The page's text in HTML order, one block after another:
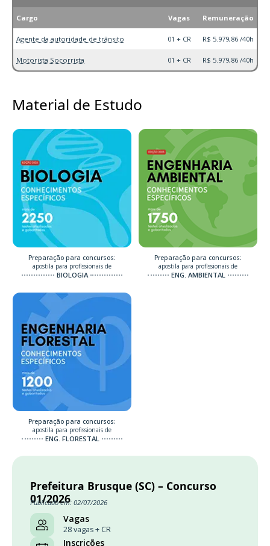
Cargo Vagas Remuneração
Agente da autoridade de trânsito 01 + CR R$ 5.979,86 /40h
Motorista Socorrista 01 + CR R$ 5.979,86 /40h
Material de Estudo
Preparação para concursos:
apostila para profissionais de
BIOLOGIA
Preparação para concursos:
apostila para profissionais de
ENG. AMBIENTAL
Preparação para concursos:
apostila para profissionais de
ENG. FLORESTAL
Prefeitura Brusque (SC) – Concurso
01/2026
Publicado em: 02/07/2026
Vagas
28 vagas + CR
Inscrições